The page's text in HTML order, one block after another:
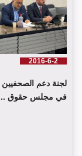
لجنة دعم
2016-6-2
لجنة دعم
في مجلس حقوق